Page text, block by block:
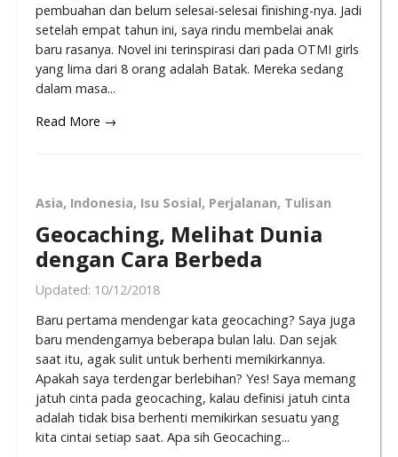
pembuahan dan belum selesai-selesai finishing-nya. Jadi
setelah empat tahun ini, saya rindu membelai anak
baru rasanya. Novel ini terinspirasi dari pada OTMI girls
yang lima dari 8 orang adalah Batak. Mereka sedang
dalam masa...
Read More →
Asia, Indonesia, Isu Sosial, Perjalanan, Tulisan
Geocaching, Melihat Dunia
dengan Cara Berbeda
Updated: 10/12/2018
Baru pertama mendengar kata geocaching? Saya juga
baru mendengarnya beberapa bulan lalu. Dan sejak
saat itu, agak sulit untuk berhenti memikirkannya.
Apakah saya terdengar berlebihan? Yes! Saya memang
jatuh cinta pada geocaching, kalau definisi jatuh cinta
adalah tidak bisa berhenti memikirkan sesuatu yang
kita cintai setiap saat. Apa sih Geocaching...